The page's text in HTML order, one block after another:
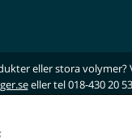
eller stora volymer?
eller tel 018-430 20 53